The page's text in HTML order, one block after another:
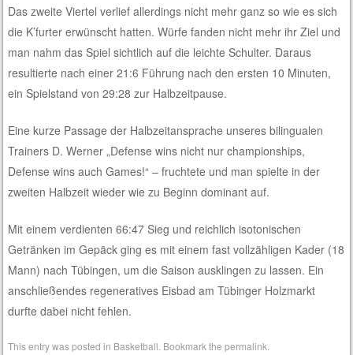
Das zweite Viertel verlief allerdings nicht mehr ganz so wie es sich
die K’furter erwünscht hatten. Würfe fanden nicht mehr ihr Ziel und
man nahm das Spiel sichtlich auf die leichte Schulter. Daraus
resultierte nach einer 21:6 Führung nach den ersten 10 Minuten,
ein Spielstand von 29:28 zur Halbzeitpause.
Eine kurze Passage der Halbzeitansprache unseres bilingualen
Trainers D. Werner „Defense wins nicht nur championships,
Defense wins auch Games!“ – fruchtete und man spielte in der
zweiten Halbzeit wieder wie zu Beginn dominant auf.
Mit einem verdienten 66:47 Sieg und reichlich isotonischen
Getränken im Gepäck ging es mit einem fast vollzähligen Kader (18
Mann) nach Tübingen, um die Saison ausklingen zu lassen. Ein
anschließendes regeneratives Eisbad am Tübinger Holzmarkt
durfte dabei nicht fehlen.
This entry was posted in Basketball . Bookmark thepermalink